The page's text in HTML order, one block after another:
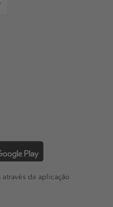
da aplicação